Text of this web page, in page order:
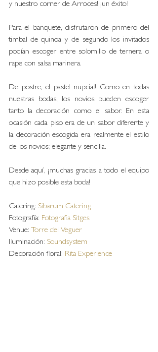
y nuestro corner de Arroces! ¡un éxito!
Para el banquete, disfrutaron de primero del
timbal de quinoa y de segundo los invitados
podían escoger entre solomillo de ternera o
rape con salsa marinera.
De postre, el pastel nupcial! Como en todas
nuestras bodas, los novios pueden escoger
tanto la decoración como el sabor. En esta
ocasión cada piso era de un sabor diferente y
la decoración escogida era realmente el estilo
de los novios; elegante y sencilla.
Desde aquí, ¡muchas gracias a todo el equipo
que hizo posible esta boda!
Catering: Sibarum Catering
Fotografía: Fotografia Sitges
Venue: Torre del Veguer
Iluminación: Soundsystem
Decoración floral: Rita Experience